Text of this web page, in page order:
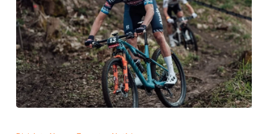
mundiais